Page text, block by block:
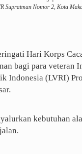
Supratman Nomor 2, Kota
Hari Korps
bagi para veteran
Indonesia (LVRI)
kebutuhan